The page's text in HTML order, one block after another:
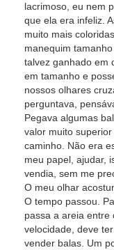
lacrimoso, eu nem
que ela era infeliz.
muito mais
manequim
talvez ganhado em
em tamanho e
nossos olhares
perguntava,
Pegava algumas
valor muito
caminho. Não era
meu papel, ajudar,
vendia, sem me
O meu olhar
O tempo passou.
passa a areia entre
velocidade, deve
vender balas. Um